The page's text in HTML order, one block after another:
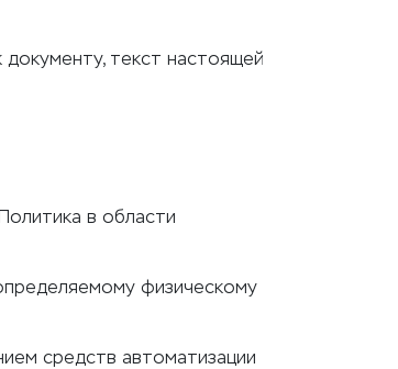
текст настоящей
в области
физическому
средств автоматизации